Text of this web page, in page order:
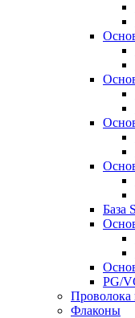
База
PG/
Проволока
Флаконы